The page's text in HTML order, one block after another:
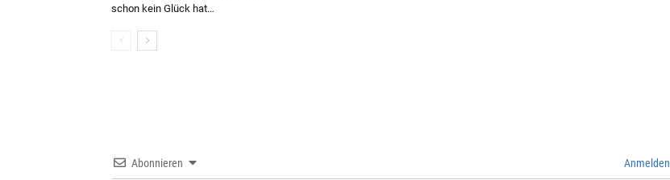
schon kein Glück hat…
Abonnieren Anmelden